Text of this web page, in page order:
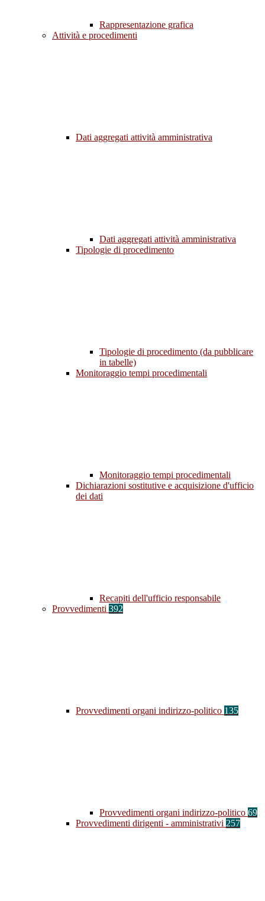
Rappresentazione grafica
Attività e procedimenti
Dati aggregati attività amministrativa
Dati aggregati attività amministrativa
Tipologie di procedimento
Tipologie di procedimento (da pubblicare
in tabelle)
Monitoraggio tempi procedimentali
Monitoraggio tempi procedimentali
Dichiarazioni sostitutive e acquisizione d'ufficio
dei dati
Recapiti dell'ufficio responsabile
Provvedimenti 392
Provvedimenti organi indirizzo-politico 135
Provvedimenti organi indirizzo-politico 69
Provvedimenti dirigenti - amministrativi 257